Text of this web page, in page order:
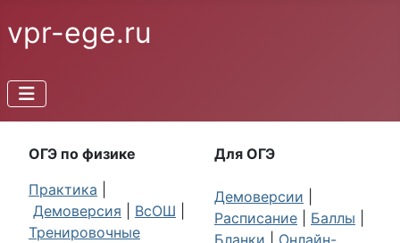
vpr-ege.ru
ОГЭ по физике
Практика
Демоверсия
ВсОШ
Тренировочные
Для ОГЭ
Демоверсии
Расписание
Баллы
Бланки
Онлайн-